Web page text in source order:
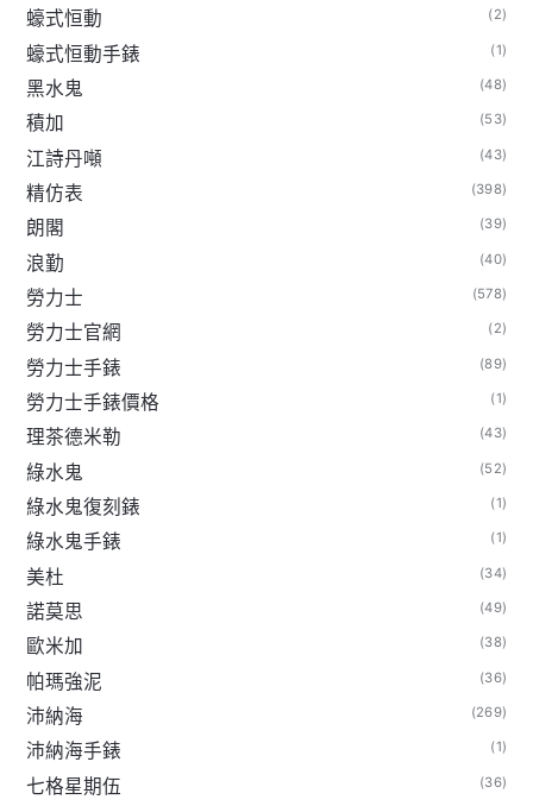
蠔式恒動 (2)
蠔式恒動手錶 (1)
黑水鬼 (48)
積加 (53)
江詩丹噸 (43)
精仿表 (398)
朗閣 (39)
浪勤 (40)
勞力士 (578)
勞力士官網 (2)
勞力士手錶 (89)
勞力士手錶價格 (1)
理茶德米勒 (43)
綠水鬼 (52)
綠水鬼復刻錶 (1)
綠水鬼手錶 (1)
美杜 (34)
諾莫思 (49)
歐米加 (38)
帕瑪強泥 (36)
沛納海 (269)
沛納海手錶 (1)
七格星期伍 (36)